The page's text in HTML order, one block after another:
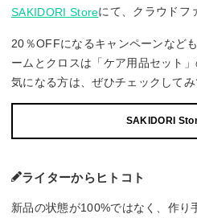
SAKIDORI Storeにて、クラウドフ
20％OFFになるキャンペーンなど
ームとクロスは「ケア用品セット
気になる方は、ぜひチェックしてみ
SAKIDORI
ライターからヒトコト
新品の状態が100%ではなく、作り